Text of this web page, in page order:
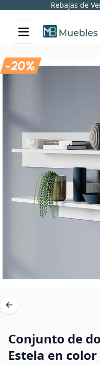
Rebajas de
Conjunto de
Estela en